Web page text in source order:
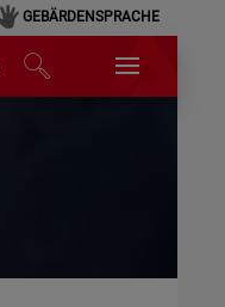
GEBÄRDENSPRACHE